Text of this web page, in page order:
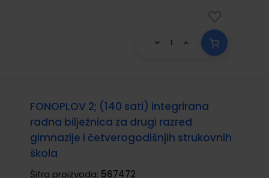
FONOPLOV 2; (140 sati) integrirana
radna bilježnica za drugi razred
gimnazije i četverogodišnjih strukovnih
škola
Šifra proizvoda: 567472